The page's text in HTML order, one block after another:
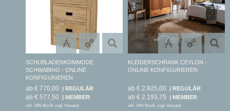
SCHUBLADENKOMMODE
SCHWABING - ONLINE
KONFIGURIEREN
ab € 770,00
ab € 577,50
inkl. 19% MwSt. zzgl. Versand
KLEIDERSCHRANK CEYLON -
ONLINE KONFIGURIEREN
ab € 2.925,00
ab € 2.193,75
inkl. 19% MwSt. zzgl. Versand